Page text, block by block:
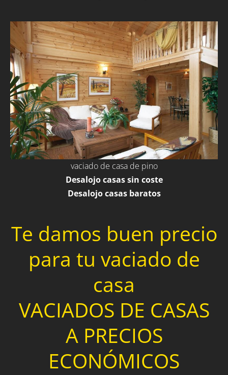
vaciado de casa de pino
Desalojo casas sin coste
Desalojo casas baratos
Te damos buen precio
para tu vaciado de
casa
VACIADOS DE CASAS
A PRECIOS
ECONÓMICOS